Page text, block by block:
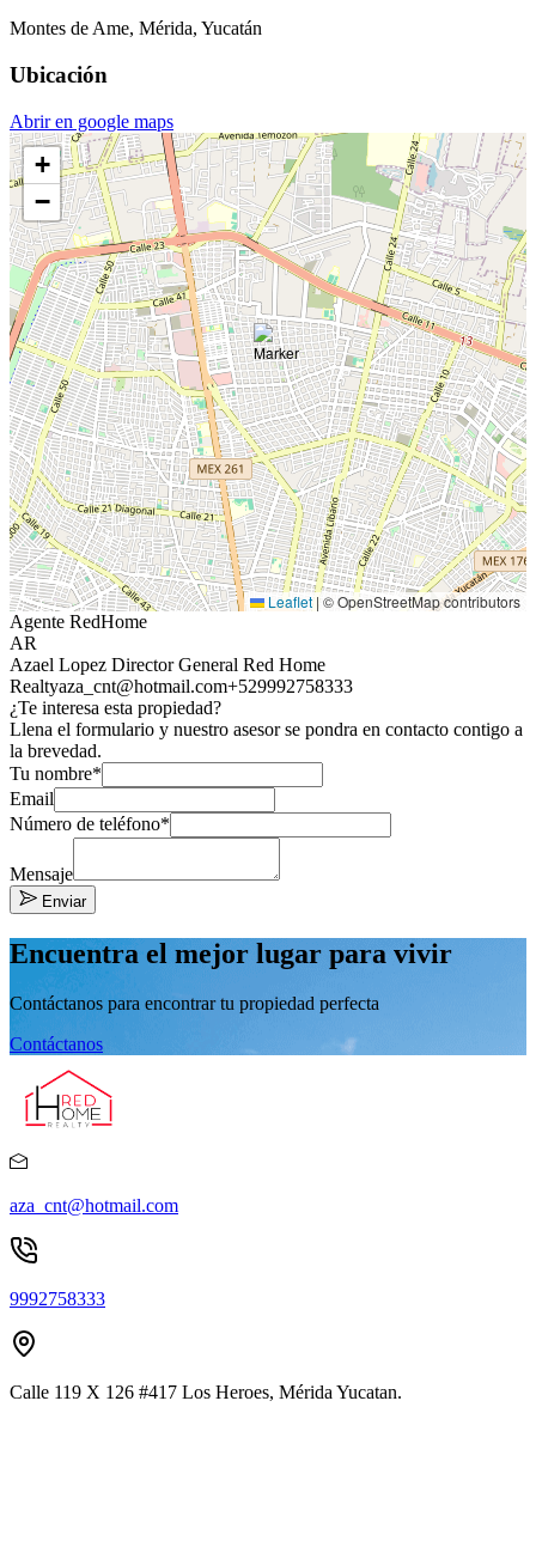
Montes de Ame, Mérida, Yucatán
Ubicación
Abrir en google maps
+
−
Leaflet |© OpenStreetMap contributors
Agente RedHome
AR
Azael Lopez Director General Red Home
Realtyaza_cnt@hotmail.com+529992758333
¿Te interesa esta propiedad?
Llena el formulario y nuestro asesor se pondra en contacto contigo a
la brevedad.
Tu nombre*
Email
Número de teléfono*
Mensaje
Enviar
Encuentra el mejor lugar para vivir
Contáctanos para encontrar tu propiedad perfecta
Contáctanos
aza_cnt@hotmail.com
9992758333
Calle 119 X 126 #417 Los Heroes, Mérida Yucatan.